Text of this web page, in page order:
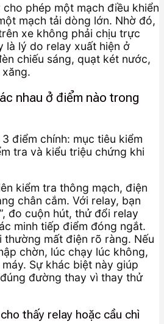
phép một mạch điều khiển
mạch tải dòng lớn. Nhờ đó,
xe không phải chịu trực
là lý do relay xuất hiện ở
chiếu sáng, quạt két nước,
nhau ở điểm nào trong
điểm chính: mục tiêu kiểm
tra và kiểu triệu chứng khi
kiểm tra thông mạch, điện
chân cắm. Với relay, bạn
đo cuộn hút, thử đổi relay
minh tiếp điểm đóng ngắt.
thường mất điện rõ ràng. Nếu
chờn, lúc chạy lúc không,
Sự khác biệt này giúp
đường thay vì thay thử
thấy relay hoặc cầu chì